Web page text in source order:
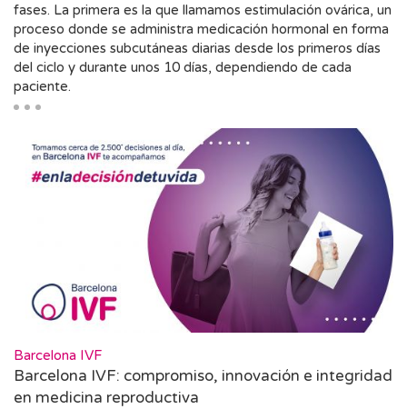
fases. La primera es la que llamamos estimulación ovárica, un
proceso donde se administra medicación hormonal en forma
de inyecciones subcutáneas diarias desde los primeros días
del ciclo y durante unos 10 días, dependiendo de cada
paciente.
Barcelona IVF
Barcelona IVF: compromiso, innovación e integridad
en medicina reproductiva